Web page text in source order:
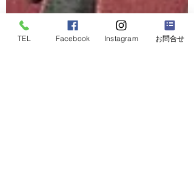
TEL Facebook Instagram お問合せ